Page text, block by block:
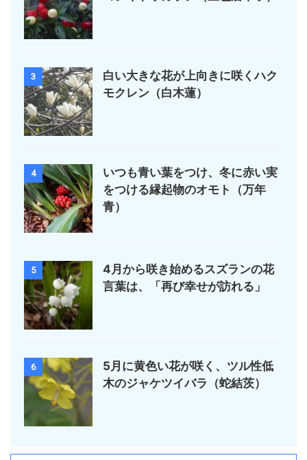
3
白い大きな花が上向きに咲くハク
モクレン（白木蓮）
4
いつも青い葉をつけ、冬に赤い実
をつける縁起物のオモト（万年
青）
5
4月から咲き始めるスズランの花
言葉は、「再び幸せが訪れる」
6
5月に黄色い花が咲く、ツル性低
木のジャケツイバラ（蛇結茨）